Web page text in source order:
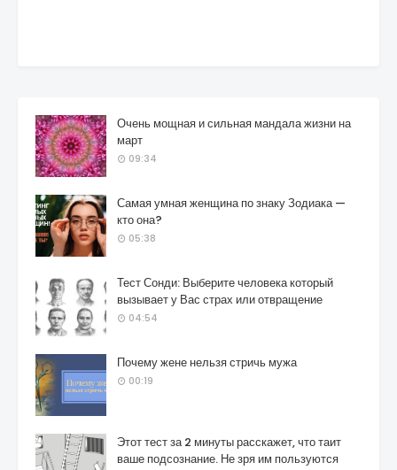
Очень мощная и сильная мандала жизни на
март
09:34
Самая умная женщина по знаку Зодиака —
кто она?
05:38
Тест Сонди: Выберите человека который
вызывает у Вас страх или отвращение
04:54
Почему жене нельзя стричь мужа
00:19
Этот тест за 2 минуты расскажет, что таит
ваше подсознание. Не зря им пользуются